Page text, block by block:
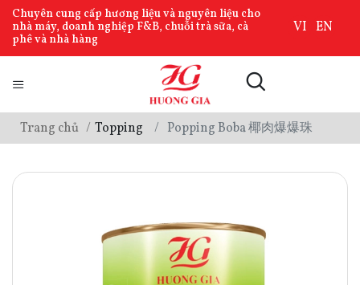
Chuyên cung cấp hương liệu và nguyên liệu cho
nhà máy, doanh nghiệp F&B, chuỗi trà sữa, cà
phê và nhà hàng
VI EN
Trang chủ Topping Popping Boba 椰肉爆爆珠